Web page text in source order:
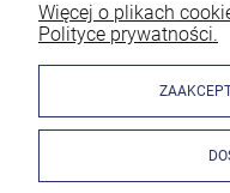
Więcej o plikach
Polityce prywatności.